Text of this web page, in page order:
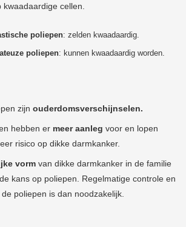
cellen.
poliepen: zelden kwaadaardig.
poliepen: kunnen kwaadaardig worden.
zijn ouderdomsverschijnselen.
hebben er meer aanleg voor en lopen
risico op dikke darmkanker.
vorm van dikke darmkanker in de familie
kans op poliepen. Regelmatige controle en
poliepen is dan noodzakelijk.